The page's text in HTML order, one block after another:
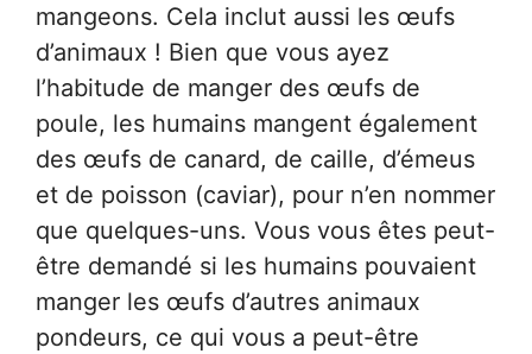
mangeons. Cela inclut aussi les œufs
d’animaux ! Bien que vous ayez
l’habitude de manger des œufs de
poule, les humains mangent également
des œufs de canard, de caille, d’émeus
et de poisson (caviar), pour n’en nommer
que quelques-uns. Vous vous êtes peut-
être demandé si les humains pouvaient
manger les œufs d’autres animaux
pondeurs, ce qui vous a peut-être